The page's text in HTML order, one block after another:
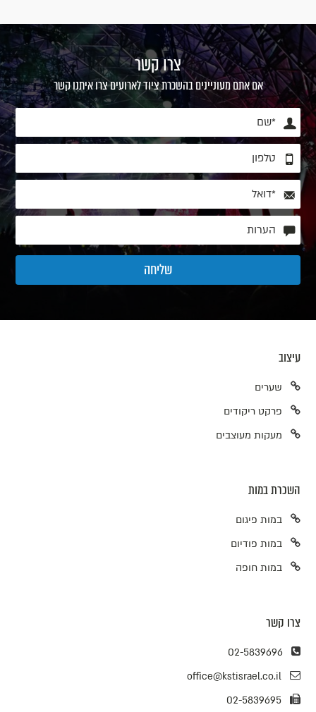
צרו קשר
אם אתם מעוניינים בהשכרת ציוד לארועים צרו איתנו קשר
עיצוב
שערים
פרקט ריקודים
מעקות מעוצבים
השכרת במות
במות פיגום
במות פודיום
במות חופה
צרו קשר
02-5839696
office@kstisrael.co.il
02-5839695